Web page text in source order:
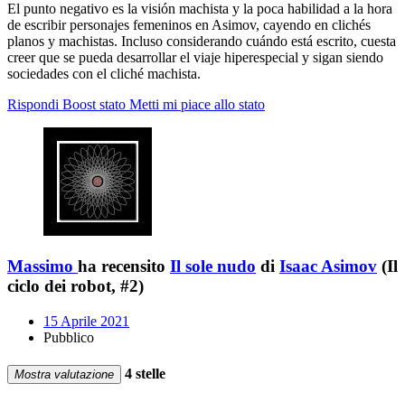
El punto negativo es la visión machista y la poca habilidad a la hora
de escribir personajes femeninos en Asimov, cayendo en clichés
planos y machistas. Incluso considerando cuándo está escrito, cuesta
creer que se pueda desarrollar el viaje hiperespecial y sigan siendo
sociedades con el cliché machista.
Rispondi Boost stato Metti mi piace allo stato
Massimo ha recensito Il sole nudo di Isaac Asimov (Il
ciclo dei robot, #2)
15 Aprile 2021
Pubblico
Mostra valutazione 4 stelle